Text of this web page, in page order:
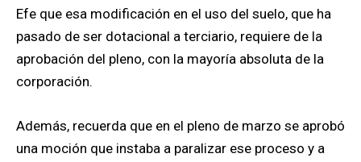
Efe que esa modificación en el uso del suelo, que ha
pasado de ser dotacional a terciario, requiere de la
aprobación del pleno, con la mayoría absoluta de la
corporación.
Además, recuerda que en el pleno de marzo se aprobó
una moción que instaba a paralizar ese proceso y a